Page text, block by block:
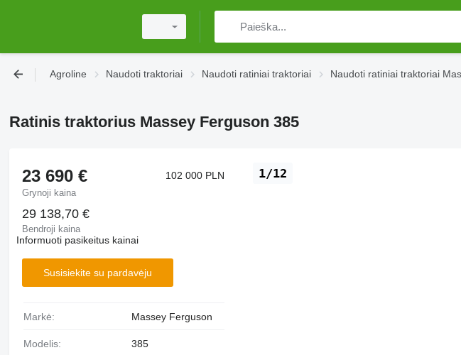
Agroline Naudoti traktoriai Naudoti ratiniai traktoriai Naudoti ratiniai traktoriai
Ratinis traktorius Massey Ferguson 385
1/12
23 690 €
Grynoji kaina
102 000 PLN
29 138,70 €
Bendroji kaina
Informuoti pasikeitus kainai
Susisiekite su pardavėju
Markė: Massey Ferguson
Modelis: 385